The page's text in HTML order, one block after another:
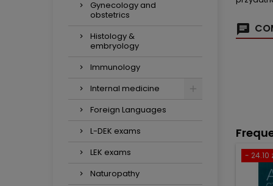
Gynecology and
obstetrics
Histology &
embryology
Immunology
Internal medicine
Foreign Languages
L-DEK exams
LEK exams
Naturopathy
- 24.10